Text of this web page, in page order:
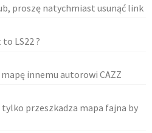
proszę natychmiast usunąć link
LS22 ?
mapę innemu autorowi CAZZ
przeszkadza mapa fajna by